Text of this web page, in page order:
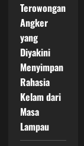
Terowongan
Angker
yang
Diyakini
Menyimpan
Rahasia
Kelam dari
Masa
Lampau